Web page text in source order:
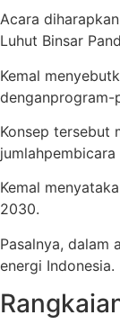
Acara diharapkan
Luhut Binsar
Kemal
denganprogram-
Konsep tersebut
jumlahpembicara
Kemal
2030.
Pasalnya, dalam
energi Indonesia.